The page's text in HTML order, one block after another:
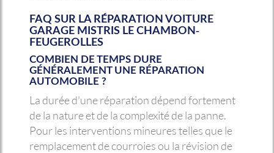
FAQ SUR LA RÉPARATION VOITURE
GARAGE MISTRIS LE CHAMBON-
FEUGEROLLES
COMBIEN DE TEMPS DURE
GÉNÉRALEMENT UNE RÉPARATION
AUTOMOBILE ?
La durée d'une réparation dépend fortement
de la nature et de la complexité de la panne.
Pour les interventions mineures telles que le
remplacement de courroies ou la révision de